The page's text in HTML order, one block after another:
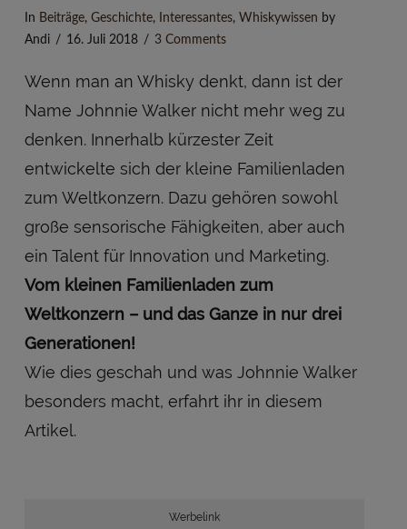
In Beiträge, Geschichte, Interessantes, Whiskywissen by
Andi
16. Juli 2018 3 Comments
Wenn man an Whisky denkt, dann ist der
Name Johnnie Walker nicht mehr weg zu
denken. Innerhalb kürzester Zeit
entwickelte sich der kleine Familienladen
zum Weltkonzern. Dazu gehören sowohl
große sensorische Fähigkeiten, aber auch
ein Talent für Innovation und Marketing.
Vom kleinen Familienladen zum
Weltkonzern – und das Ganze in nur drei
Generationen!
Wie dies geschah und was Johnnie Walker
besonders macht, erfahrt ihr in diesem
Artikel.
Werbelink